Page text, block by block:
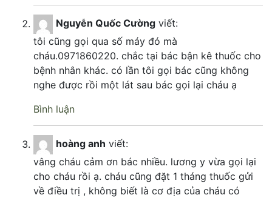
Nguyễn Quốc Cường viết:
tôi cũng gọi qua số máy đó mà
cháu.0971860220. chắc tại bác bận kê thuốc cho
bệnh nhân khác. có lần tôi gọi bác cũng không
nghe được rồi một lát sau bác gọi lại cháu ạ
Bình luận
hoàng anh viết:
vâng cháu cảm ơn bác nhiều. lương y vừa gọi lại
cho cháu rồi ạ. cháu cũng đặt 1 tháng thuốc gửi
về điều trị , không biết là cơ địa của cháu có